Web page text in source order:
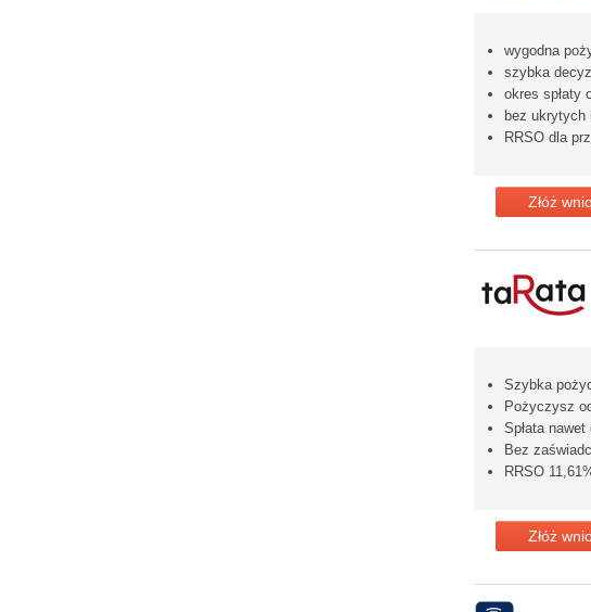
wygodna
szybka
okres spłaty
bez ukrytych
RRSO dla
Złóż
Szybka
Pożyczysz
Spłata
Bez
RRSO
Złóż